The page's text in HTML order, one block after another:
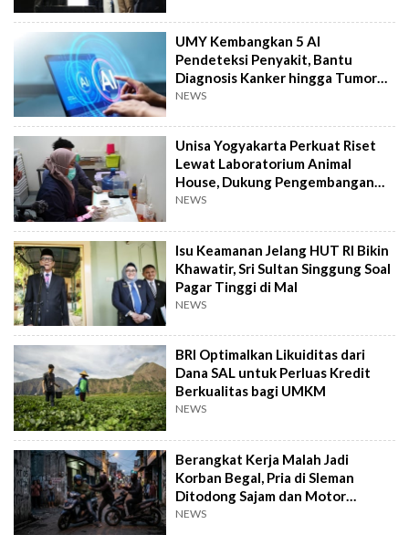
UMY Kembangkan 5 AI
Pendeteksi Penyakit, Bantu
Diagnosis Kanker hingga Tumor
Otak Lebih Cepat
NEWS
Unisa Yogyakarta Perkuat Riset
Lewat Laboratorium Animal
House, Dukung Pengembangan
Kandidat Obat
NEWS
Isu Keamanan Jelang HUT RI Bikin
Khawatir, Sri Sultan Singgung Soal
Pagar Tinggi di Mal
NEWS
BRI Optimalkan Likuiditas dari
Dana SAL untuk Perluas Kredit
Berkualitas bagi UMKM
NEWS
Berangkat Kerja Malah Jadi
Korban Begal, Pria di Sleman
Ditodong Sajam dan Motor
Digasak
NEWS